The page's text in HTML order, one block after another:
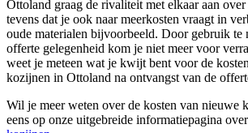
Ottoland graag de rivaliteit met elkaar aan
tevens dat je ook naar meerkosten vraagt in
oude materialen bijvoorbeeld. Door gebruik te
offerte gelegenheid kom je niet meer voor
weet je meteen wat je kwijt bent voor de
kozijnen in Ottoland na ontvangst van de
Wil je meer weten over de kosten van nieuwe
eens op onze uitgebreide informatiepagina over